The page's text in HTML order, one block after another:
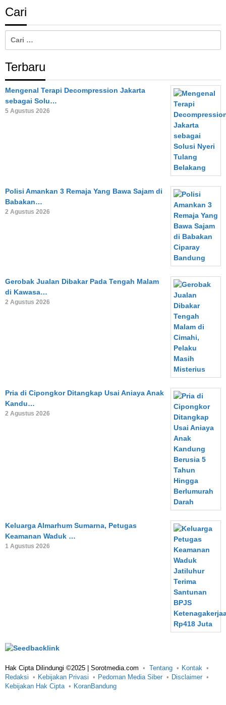
Cari
Terbaru
Mengenal Terapi Decompression Jakarta
sebagai Solu…
5 Agustus 2026
Polisi Amankan 3 Remaja Yang Bawa Sajam di
Babakan…
2 Agustus 2026
Gerobak Jualan Dibakar Pada Tengah Malam
di Kawasa…
2 Agustus 2026
Pria di Cipongkor Ditangkap Usai Aniaya Anak
Kandu…
2 Agustus 2026
Keluarga Almarhum Sumarna, Petugas
Keamanan Waduk …
1 Agustus 2026
Hak Cipta Dilindungi ©2025 | Sorotmedia.com Tentang
Kontak
Redaksi
Kebijakan Privasi Pedoman Media Siber
Disclaimer
Kebijakan Hak Cipta
KoranBandung